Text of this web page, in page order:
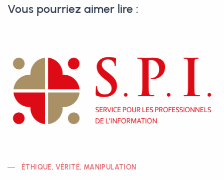
Vous pourriez aimer lire :
ÉTHIQUE, VÉRITÉ, MANIPULATION